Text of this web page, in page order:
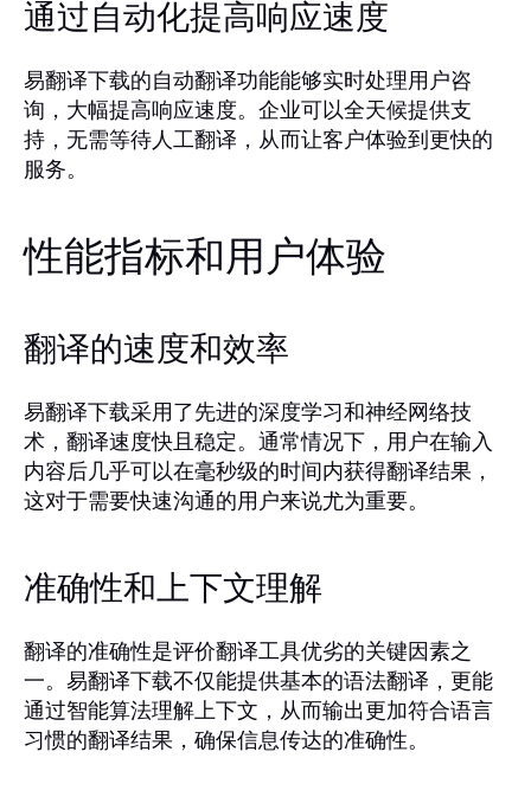
通过自动化提高响应速度
易翻译下载的自动翻译功能能够实时处理用户咨
询，大幅提高响应速度。企业可以全天候提供支
持，无需等待人工翻译，从而让客户体验到更快的
服务。
性能指标和用户体验
翻译的速度和效率
易翻译下载采用了先进的深度学习和神经网络技
术，翻译速度快且稳定。通常情况下，用户在输入
内容后几乎可以在毫秒级的时间内获得翻译结果，
这对于需要快速沟通的用户来说尤为重要。
准确性和上下文理解
翻译的准确性是评价翻译工具优劣的关键因素之
一。易翻译下载不仅能提供基本的语法翻译，更能
通过智能算法理解上下文，从而输出更加符合语言
习惯的翻译结果，确保信息传达的准确性。